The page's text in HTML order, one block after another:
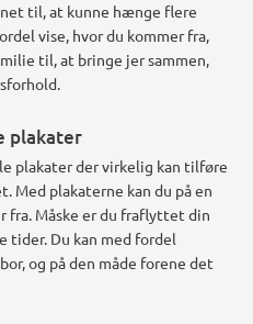
til, at kunne hænge flere
vise, hvor du kommer fra,
til, at bringe jer sammen,
plakater
plakater der virkelig kan tilføre
Med plakaterne kan du på en
fra. Måske er du fraflyttet din
tider. Du kan med fordel
og på den måde forene det